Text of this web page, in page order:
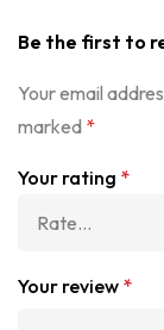
Be the first to
Your email
marked *
Your rating *
Your review *